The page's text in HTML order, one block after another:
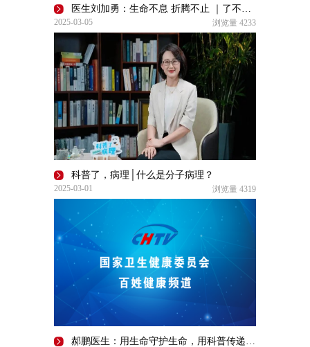
医生刘加勇：生命不息 折腾不止 ｜了不起的自己
2025-03-05 浏览量 4233
科普了，病理│什么是分子病理？
2025-03-01 浏览量 4319
郝鹏医生：用生命守护生命，用科普传递希望｜了不起的自己